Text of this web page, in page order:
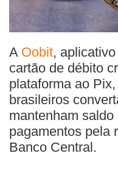
A Oobit,
cartão de débito
plataforma ao
brasileiros
mantenham
pagamentos pela
Banco Central.